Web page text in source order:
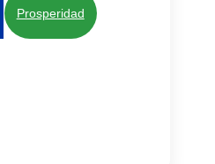
Prosperidad